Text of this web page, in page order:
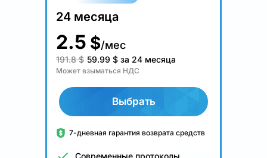
24 месяца
2.5 $/мес
191.8 $ 59.99 $ за 24 месяца
Может взыматься НДС
Выбрать
7-дневная гарантия возврата средств